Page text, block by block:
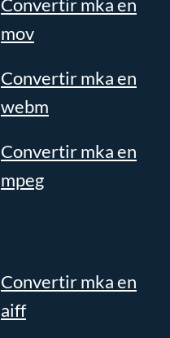
Convertir mka en
mov
Convertir mka en
webm
Convertir mka en
mpeg
Convertir mka en
aiff